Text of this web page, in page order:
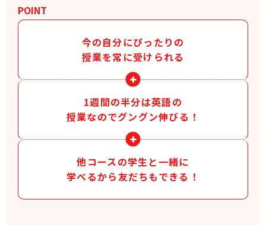
POINT
今の自分にぴったりの
授業を常に受けられる
1週間の半分は英語の
授業なのでグングン伸びる！
他コースの学生と一緒に
学べるから友だちもできる！